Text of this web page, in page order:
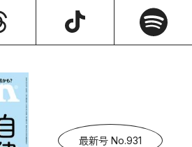
最新号 No.931